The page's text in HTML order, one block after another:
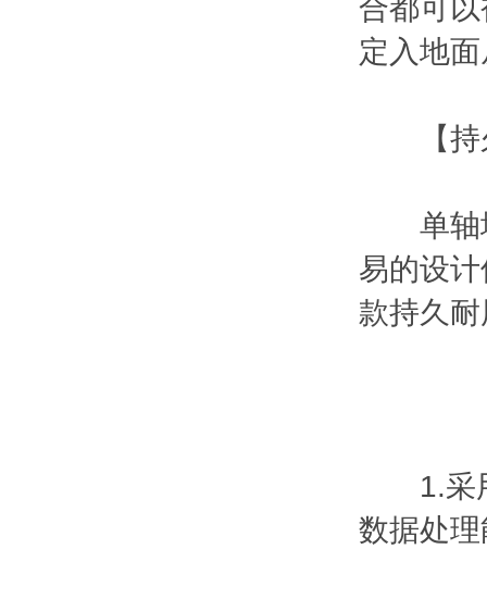
合都可
定入地
【持
单轴地
易的设
款持久
1.采用
数据处